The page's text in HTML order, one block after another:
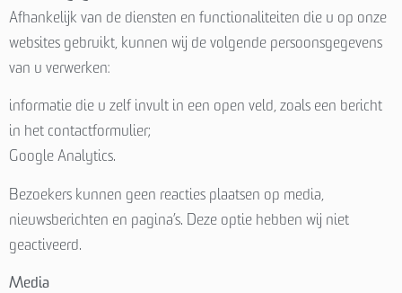
Afhankelijk van de diensten en functionaliteiten die u op onze
websites gebruikt, kunnen wij de volgende persoonsgegevens
van u verwerken:
informatie die u zelf invult in een open veld, zoals een bericht
in het contactformulier;
Google Analytics.
Bezoekers kunnen geen reacties plaatsen op media,
nieuwsberichten en pagina’s. Deze optie hebben wij niet
geactiveerd.
Media